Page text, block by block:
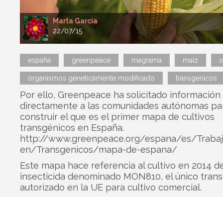
Marta García
22/07/15
españa greenpeace magrama maiz
organismos geneticamente modificado transgenicos
Por ello, Greenpeace ha solicitado información
directamente a las comunidades autónomas
construir el que es el primer mapa de cultivos
transgénicos en España.
http://www.greenpeace.org/espana/es/
en/Transgenicos/mapa-de-espana/
Este mapa hace referencia al cultivo en 2014
insecticida denominado MON810, el único
autorizado en la UE para cultivo comercial.